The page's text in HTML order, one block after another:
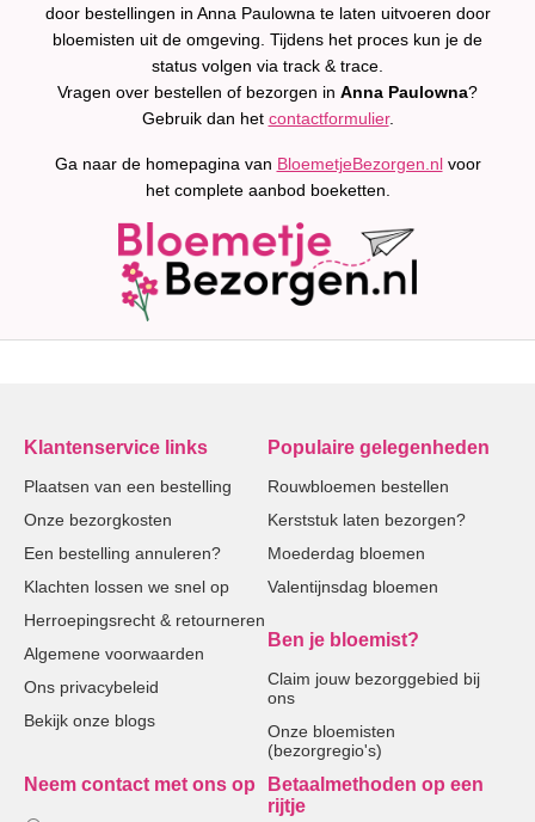
door bestellingen in Anna Paulowna te laten uitvoeren door
bloemisten uit de omgeving. Tijdens het proces kun je de
status volgen via track & trace.
Vragen over bestellen of bezorgen in Anna Paulowna?
Gebruik dan het contactformulier.
Ga naar de homepagina van BloemetjeBezorgen.nlvoor
het complete aanbod boeketten.
Klantenservice links
Plaatsen van een bestelling
Onze bezorgkosten
Een bestelling annuleren?
Klachten lossen we snel op
Herroepingsrecht & retourneren
Algemene voorwaarden
Ons privacybeleid
Bekijk onze blogs
Populaire gelegenheden
Rouwbloemen bestellen
Kerststuk laten bezorgen?
Moederdag bloemen
Valentijnsdag bloemen
Ben je bloemist?
Claim jouw bezorggebied bij
ons
Onze bloemisten
(bezorgregio's)
Neem contact met ons op
Betaalmethoden op een
rijtje